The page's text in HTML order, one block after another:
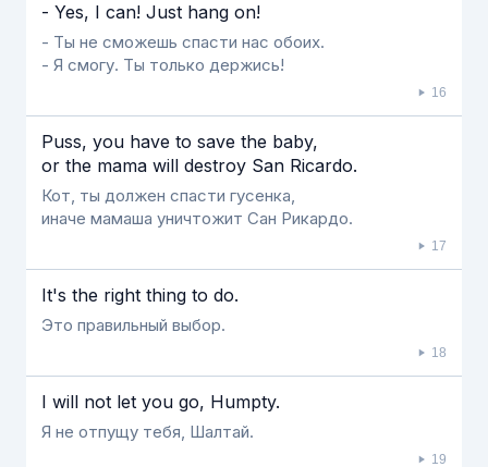
- Yes, I can! Just hang on!
- Ты не сможешь спасти нас обоих.
- Я смогу. Ты только держись!
16
Puss, you have to save the baby,
or the mama will destroy San Ricardo.
Кот, ты должен спасти гусенка,
иначе мамаша уничтожит Сан Рикардо.
17
It's the right thing to do.
Это правильный выбор.
18
I will not let you go, Humpty.
Я не отпущу тебя, Шалтай.
19